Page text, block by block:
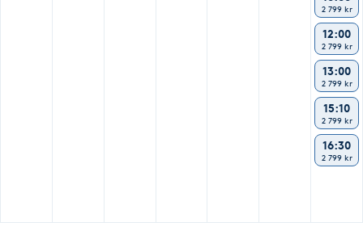
2 799 kr
12:00
2 799 kr
13:00
2 799 kr
15:10
2 799 kr
16:30
2 799 kr